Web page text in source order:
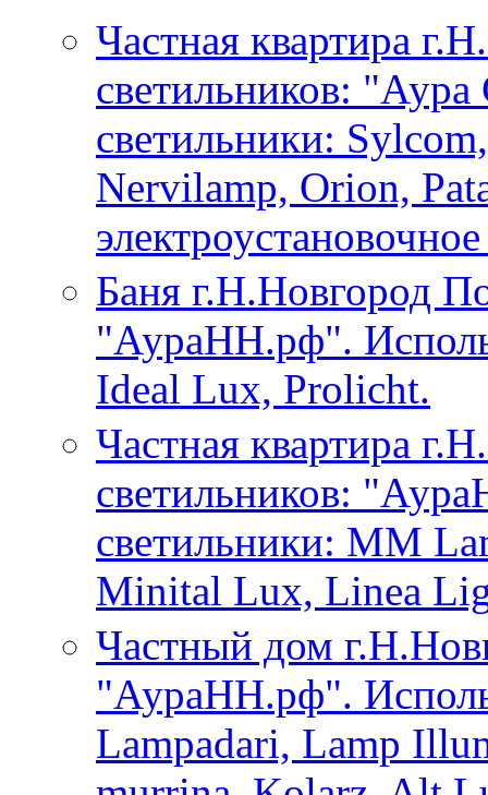
Частная квартира
светильников:
светильники:
Nervilamp, Orion,
Баня г.Н.Новгород
"АураНН.рф".
Ideal Lux, Prolicht.
Частная квартира
светильников:
светильники: MM
Minital Lux, Linea
Частный дом
"АураНН.рф".
Lampadari, Lamp